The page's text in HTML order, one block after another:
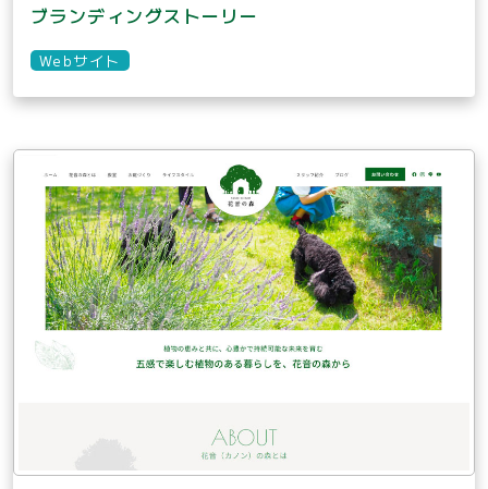
ブランディングストーリー
Webサイト